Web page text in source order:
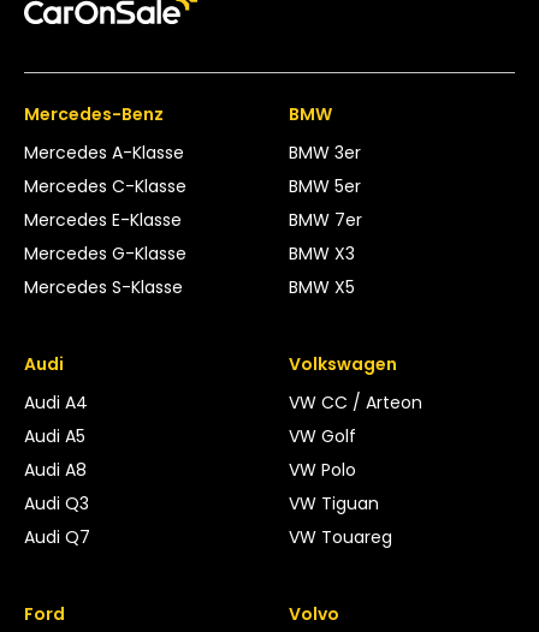
Mercedes-Benz
Mercedes A-Klasse
Mercedes C-Klasse
Mercedes E-Klasse
Mercedes G-Klasse
Mercedes S-Klasse
BMW
BMW 3er
BMW 5er
BMW 7er
BMW X3
BMW X5
Audi
Audi A4
Audi A5
Audi A8
Audi Q3
Audi Q7
Volkswagen
VW CC / Arteon
VW Golf
VW Polo
VW Tiguan
VW Touareg
Ford
Volvo